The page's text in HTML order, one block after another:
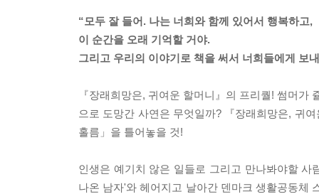
“모두 잘 들어. 나는 너희와 함께 있어서 행복하고,
이 순간을 오래 기억할 거야.
그리고 우리의 이야기로 책을 써서 너희들에게 보
『장래희망은, 귀여운 할머니』의 프리퀄! 썸머
으로 도망간 사연은 무엇일까? 『장래희망은, 귀
홀름」을 틀어놓을 것!
인생은 예기치 않은 일들로 그리고 만나봐야할
나온 남자'와 헤어지고 날아간 덴마크 생활공동체